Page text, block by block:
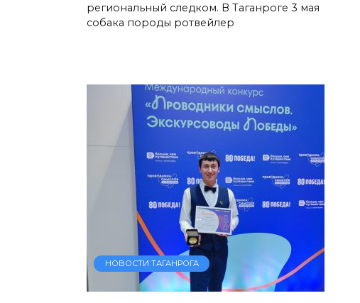
региональный следком. В Таганроге 3 мая
собака породы ротвейлер
НОВОСТИ ТАГАНРОГА